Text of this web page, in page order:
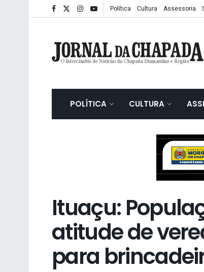
Política Cultura Assessoria
POLÍTICA CULTURA
Ituaçu:
atitude de
para